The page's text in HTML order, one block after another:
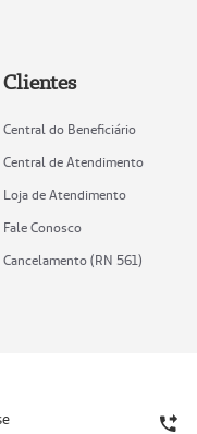
Clientes
Central do Beneficiário
Central de Atendimento
Loja de Atendimento
Fale Conosco
Cancelamento (RN 561)